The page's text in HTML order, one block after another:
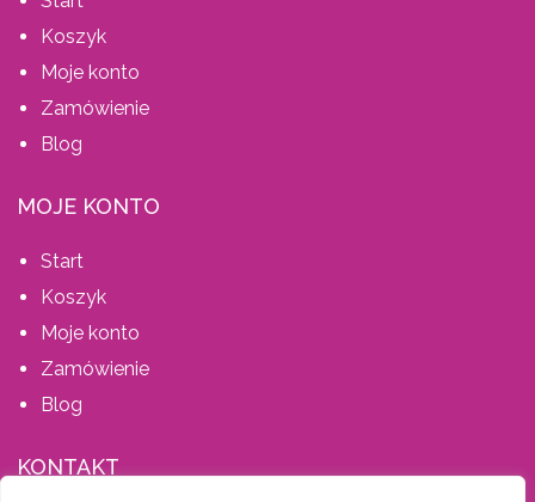
Koszyk
Moje konto
Zamówienie
Blog
MOJE KONTO
Start
Koszyk
Moje konto
Zamówienie
Blog
KONTAKT